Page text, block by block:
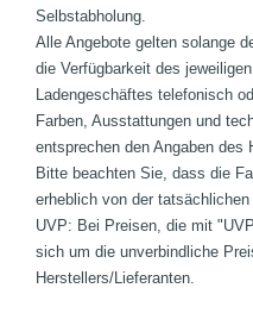
Selbstabholung.
Alle Angebote gelten solange
die Verfügbarkeit des
Ladengeschäftes telefonisch
Farben, Ausstattungen und
entsprechen den Angaben des
Bitte beachten Sie, dass die
erheblich von der
UVP: Bei Preisen, die mit
sich um die unverbindliche
Herstellers/Lieferanten.